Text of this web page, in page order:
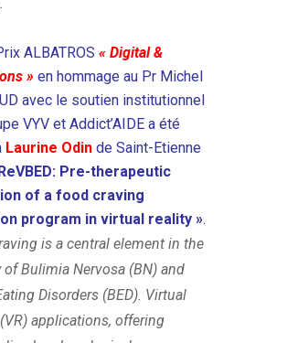
ALBATROS « Digital &
» en hommage au Pr Michel
avec le soutien institutionnel
VYV et Addict’AIDE a été
Laurine Odin de Saint-Etienne
Pre-therapeutic
of a food craving
program in virtual reality ».
is a central element in the
of Bulimia Nervosa (BN) and
Disorders (BED). Virtual
applications, offering